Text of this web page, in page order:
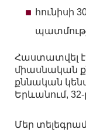
հունիսի
Հաստատվել է
միասնական
քննական
Երևանում, 32-
Մեր